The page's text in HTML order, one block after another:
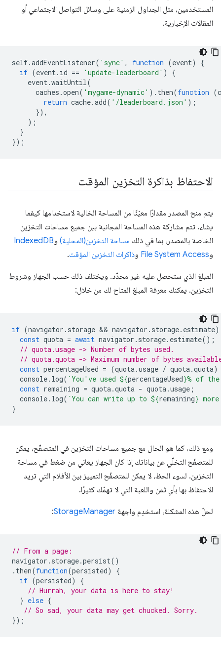
المستخدمين، مثل الجداول الزمنية على وسائل التواصل الاجتماعي أو
المقالات الإخبارية.
self.addEventListener( 'sync' , function (event)
{
if (event. id == 'update-leaderboard' )
{
event.waitUntil(
caches .open( 'mygame-dynamic' ). then(function (
return cache.add( '/leaderboard.json' );
}),
);
}
});
الاحتفاظ بذاكرة التخزين المؤقت
يتم منح المصدر مقدارًا معيّنًا من المساحة الخالية لاستخدامها كيفما
يشاء. تتم مشاركة هذه المساحة المجانية بين جميع مساحات التخزين
الخاصة بالمصدر، بما في ذلك مساحة التخزين(المحلية) وIndexedDB
وFile System Access وذاكرات التخزين المؤقت.
المبلغ الذي ستحصل عليه غير محدّد. ويختلف ذلك حسب الجهاز وشروط
التخزين. يمكنك معرفة المبلغ المتاح لك من خلال:
if (navigator . storage && navigator . storage. estimate)
const quota = await navigator . storage. estimate();
// quota.usage -> Number of bytes used.
// quota.quota -> Maximum number of bytes
const percentageUsed = (quota.usage / quota.quota)
console. log( `You've used ${percentageUsed}% of
const remaining = quota.quota - quota.usage ;
console. log( `You can write up to ${remaining}
}
ومع ذلك، كما هو الحال مع جميع مساحات التخزين في المتصفّح، يمكن
للمتصفّح التخلّي عن بياناتك إذا كان الجهاز يعاني من ضغط في مساحة
التخزين. لسوء الحظ، لا يمكن للمتصفّح التمييز بين الأفلام التي تريد
الاحتفاظ بها بأي ثمن واللعبة التي لا تهمّك كثيرًا.
لحلّ هذه المشكلة، استخدِم واجهة StorageManager
:
// From a page:
navigator . storage.persist()
. then(function(persisted)
{
if (persisted)
{
// Hurrah, your data is here to stay!
} else {
// So sad, your data may get chucked. Sorry.
});